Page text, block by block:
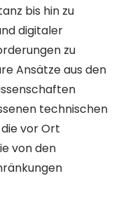
bis hin zu
digitaler
zu
Ansätze aus den
technischen
vor Ort
von den